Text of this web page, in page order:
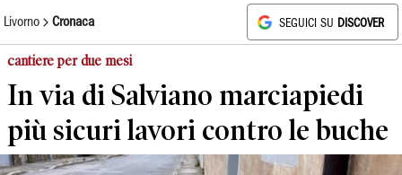
Livorno Cronaca SEGUICI SU DISCOVER
cantiere per due mesi
In via di Salviano marciapiedi
più sicuri lavori contro le buche